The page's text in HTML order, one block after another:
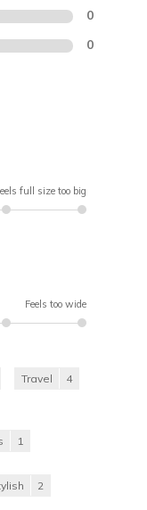
0
0
full size too big
Feels too wide
Travel 4
1
2